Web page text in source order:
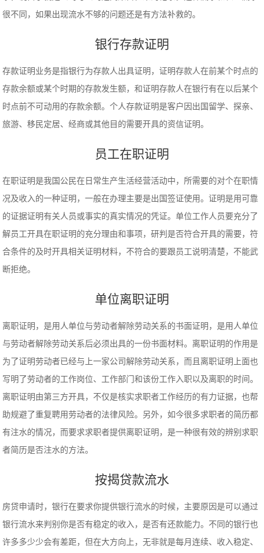
很不同，如果出现流水不够的问题还是有方法补救的。
银行存款证明
存款证明业务是指银行为存款人出具证明，证明存款人在前某个时点的
存款余额或某个时期的存款发生额，和证明存款人在银行有在以后某个
时点前不可动用的存款余额。个人存款证明是客户因出国留学、探亲、
旅游、移民定居、经商或其他目的需要开具的资信证明。
员工在职证明
在职证明是我国公民在日常生产生活经营活动中，所需要的对个在职情
况及收入的一种证明，一般在办理主要是出国签证使用。证明是用可靠
的证据证明有关人员或事实的真实情况的凭证。单位工作人员要充分了
解员工开具在职证明的充分理由和事项，研判是否符合开具的需要，符
合条件的及时开具相关证明材料，不符合的要跟员工说明清楚，不能武
断拒绝。
单位离职证明
离职证明，是用人单位与劳动者解除劳动关系的书面证明，是用人单位
与劳动者解除劳动关系后必须出具的一份书面材料。离职证明的作用是
为了证明劳动者已经与上一家公司解除劳动关系，而且离职证明上面也
写明了劳动者的工作岗位、工作部门和该份工作入职以及离职的时间。
离职证明由第三方开具，不仅是核实求职者工作经历的有力证据，也帮
助规避了重复聘用劳动者的法律风险。另外，如今很多求职者的简历都
有注水的情况，而要求求职者提供离职证明，是一种很有效的辨别求职
者简历是否注水的方法。
按揭贷款流水
房贷申请时，银行在要求你提供银行流水的时候，主要原因是可以通过
银行流水来判别你是否有稳定的收入，是否有还款能力。不同的银行也
许多多少少会有差距，但在大方向上，无非就是每月连续、收入稳定、